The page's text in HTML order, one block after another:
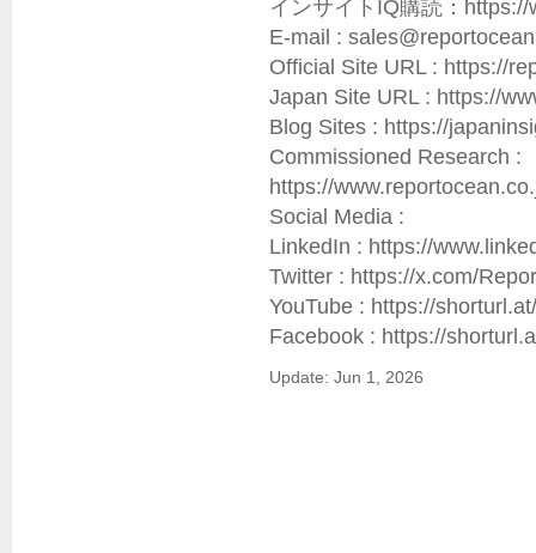
インサイトIQ購読：
E-mail :
Official Site URL : https://
Japan Site URL : https://
Blog Sites : https://
Commissioned Research :
https://
Social Media :
LinkedIn : https://
Twitter : https://x.com/
YouTube : https://
Facebook : https://
Update: Jun 1, 2026